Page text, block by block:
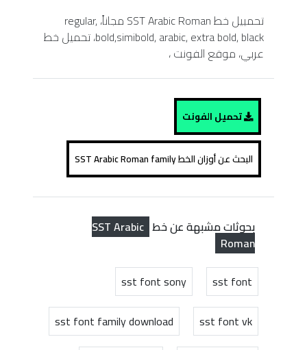
تحمييل خط SST Arabic Roman مجاناً، regular,
bold,simibold, arabic, extra bold, black، تحميل خط
عربي، موقع الفونت ،
تحميل الفونت
البحث عن أوزان الخط SST Arabic Roman family
بحوثات مشبهة عن خط SST Arabic
Roman
sst font
sst font sony
sst font vk
sst font family download